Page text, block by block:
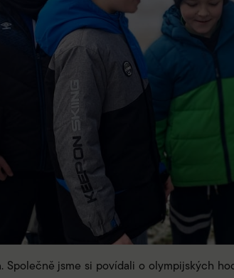
Společně jsme si povídali o olympijských